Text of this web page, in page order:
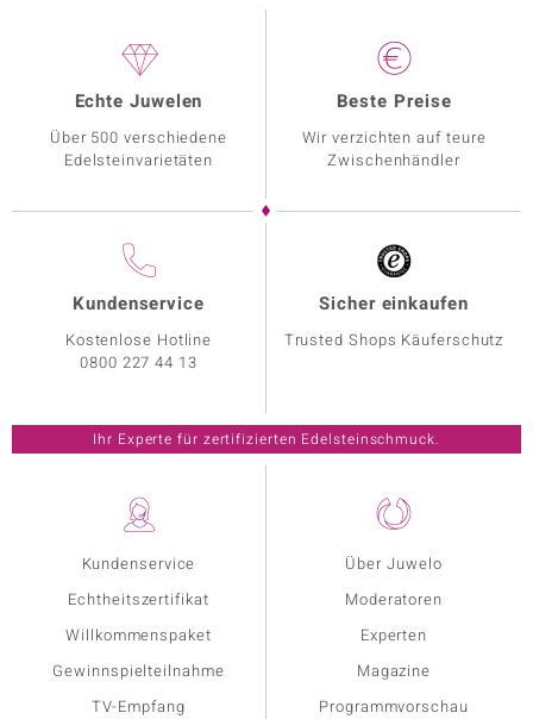
Kundenservice
Echtheitszertifikat
Willkommenspaket
Gewinnspielteilnahme
TV-Empfang
Über Juwelo
Moderatoren
Experten
Magazine
Programmvorschau
Echte Juwelen
Über 500 verschiedene
Edelsteinvarietäten
Beste Preise
Wir verzichten auf teure
Zwischenhändler
Kundenservice
Kostenlose Hotline
0800 227 44 13
Sicher einkaufen
Trusted Shops Käuferschutz
Ihr Experte für zertifizierten Edelsteinschmuck.